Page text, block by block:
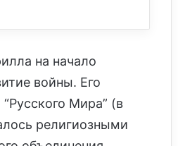
на начало
войны. Его
Мира” (в
религиозными